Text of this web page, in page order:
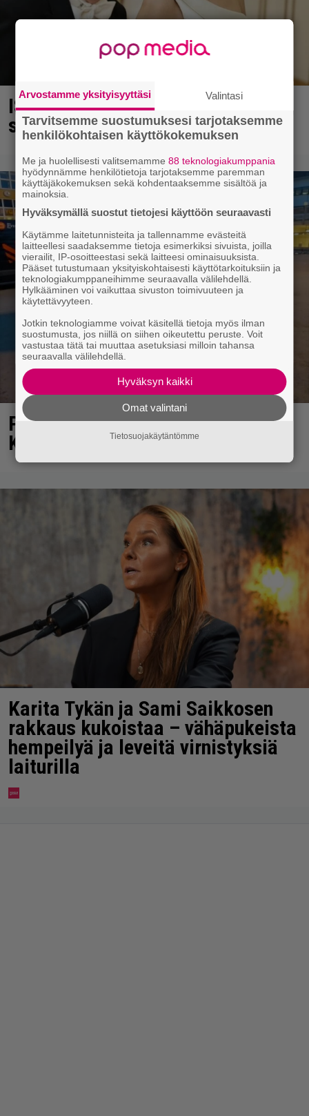
IS: Hjalliksen ja Jasminen häissä
suomalainen supertähti
Poliisi havainnut Lahden
Karistossa omituisen ilmiön
Karita Tykän ja Sami Saikkosen
rakkaus kukoistaa – vähäpukeista
hempeilyä ja leveitä virnistyksiä
laiturilla
Arvostamme yksityisyyttäsi Valintasi
Tarvitsemme suostumuksesi tarjotaksemme
henkilökohtaisen käyttökokemuksen
Me ja huolellisesti valitsemamme88 teknologiakumppania
hyödynnämme henkilötietoja tarjotaksemme paremman
käyttäjäkokemuksen sekä kohdentaaksemme sisältöä ja
mainoksia.
Hyväksymällä suostut tietojesi käyttöön seuraavasti
Käytämme laitetunnisteita ja tallennamme evästeitä
laitteellesi saadaksemme tietoja esimerkiksi sivuista, joilla
vierailit, IP-osoitteestasi sekä laitteesi ominaisuuksista.
Pääset tutustumaan yksityiskohtaisesti käyttötarkoituksiin ja
teknologiakumppaneihimme seuraavalla välilehdellä.
Hylkääminen voi vaikuttaa sivuston toimivuuteen ja
käytettävyyteen.
Jotkin teknologiamme voivat käsitellä tietoja myös ilman
suostumusta, jos niillä on siihen oikeutettu peruste. Voit
vastustaa tätä tai muuttaa asetuksiasi milloin tahansa
seuraavalla välilehdellä.
Hyväksyn kaikki
Omat valintani
Tietosuojakäytäntömme